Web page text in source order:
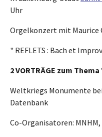
Uhr
Orgelkonzert mit Maurice
" REFLETS : Bach et
2 VORTRÄGE zum
Weltkriegs Monumente
Datenbank
Co-Organisatoren: MNHM,